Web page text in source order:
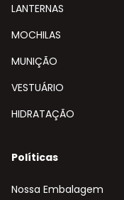
LANTERNAS
MOCHILAS
MUNIÇÃO
VESTUÁRIO
HIDRATAÇÃO
Políticas
Nossa Embalagem